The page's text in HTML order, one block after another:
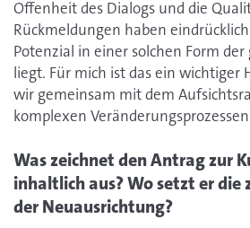
Offenheit des Dialogs und die
Rückmeldungen haben
Potenzial in einer solchen Form
liegt. Für mich ist das ein wichtiger
wir gemeinsam mit dem
komplexen
Was zeichnet den Antrag zur
inhaltlich aus? Wo setzt er
der Neuausrichtung?